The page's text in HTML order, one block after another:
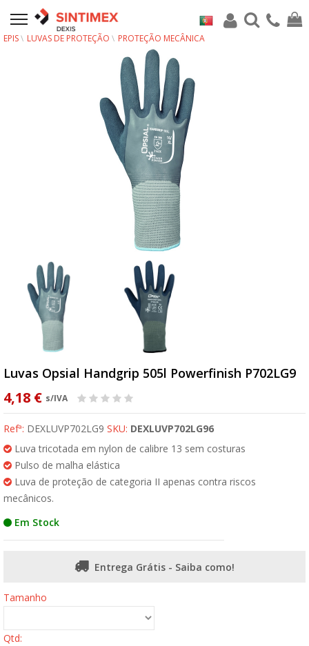
EPIS LUVAS DE PROTEÇÃO PROTEÇÃO MECÂNICA
Luvas Opsial Handgrip 505l Powerfinish P702LG9
4,18 € s/IVA
Refª: DEXLUVP702LG9 SKU: DEXLUVP702LG96
Luva tricotada em nylon de calibre 13 sem costuras
Pulso de malha elástica
Luva de proteção de categoria II apenas contra riscos
mecânicos.
Em Stock
Entrega Grátis - Saiba como!
Tamanho
Qtd: